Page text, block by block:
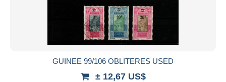
GUINEE 99/106 OBLITERES USED
± 12,67 US$